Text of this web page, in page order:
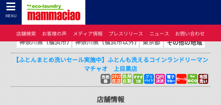
MENU
店舗検索 お客様の声 メディア情報 プレスリリース ニュース お問い合わせ
コインランドリーのマンマチャオTOP
>東京都
> 【ふとんまとめ洗いセール実施中】ふとんも洗えるコインランドリーマンマチ
ャオ 上目黒店
【ふとんまとめ洗いセール実施中】ふとんも洗えるコインランドリーマン
マチャオ 上目黒店
店舗情報